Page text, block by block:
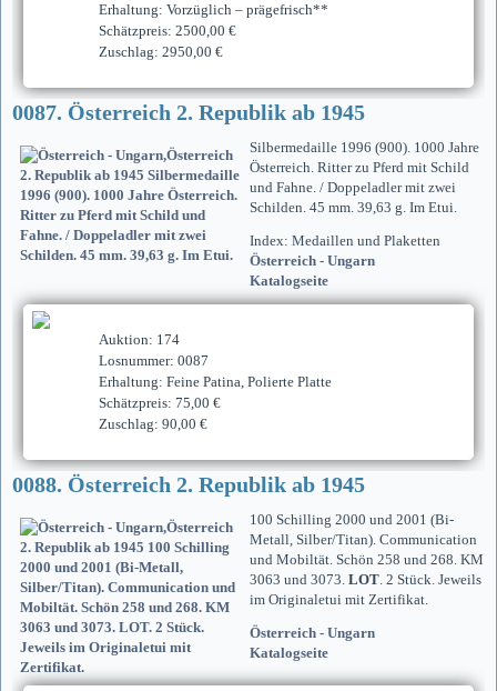
Erhaltung: Vorzüglich – prägefrisch**
Schätzpreis: 2500,00 €
Zuschlag: 2950,00 €
0087. Österreich 2. Republik ab 1945
Silbermedaille 1996 (900). 1000 Jahre
Österreich. Ritter zu Pferd mit Schild
und Fahne. / Doppeladler mit zwei
Schilden. 45 mm. 39,63 g. Im Etui.
Index: Medaillen und Plaketten
Österreich - Ungarn
Katalogseite
Auktion: 174
Losnummer: 0087
Erhaltung: Feine Patina, Polierte Platte
Schätzpreis: 75,00 €
Zuschlag: 90,00 €
0088. Österreich 2. Republik ab 1945
100 Schilling 2000 und 2001 (Bi-
Metall, Silber/Titan). Communication
und Mobiltät. Schön 258 und 268. KM
3063 und 3073. LOT. 2 Stück. Jeweils
im Originaletui mit Zertifikat.
Österreich - Ungarn
Katalogseite